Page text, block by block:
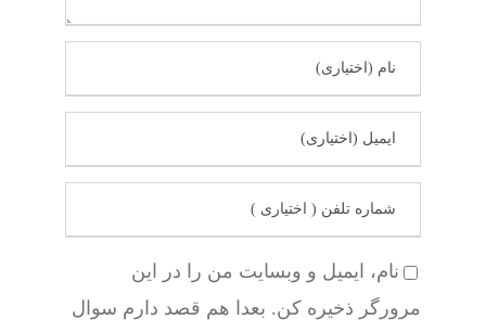
نام، ایمیل و وبسایت من را در این
مرورگر ذخیره کن. بعدا هم قصد دارم سوال